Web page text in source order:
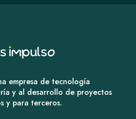
empresa de tecnología
y al desarrollo de proyectos
y para terceros.